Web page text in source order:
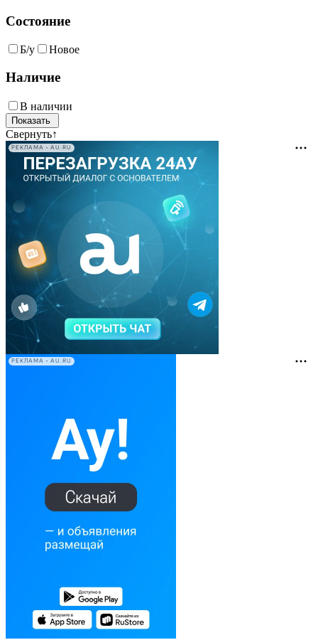
Состояние
Б/у Новое
Наличие
В наличии
Свернуть↑
РЕКЛАМА • AU.RU
РЕКЛАМА • AU.RU